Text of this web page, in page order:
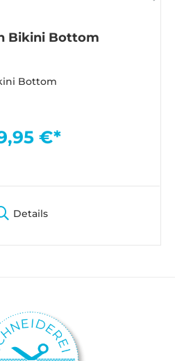
Bikini Bottom
Bottom
€*
Details